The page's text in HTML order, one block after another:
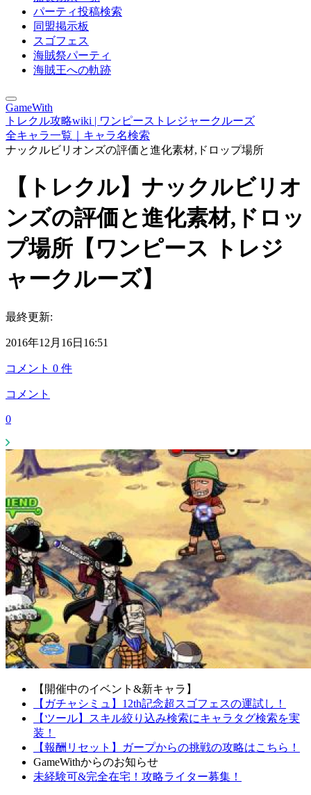
パーティ投稿検索
同盟掲示板
スゴフェス
海賊祭パーティ
海賊王への軌跡
GameWith
トレクル攻略wiki | ワンピーストレジャークルーズ
全キャラ一覧｜キャラ名検索
ナックルビリオンズの評価と進化素材,ドロップ場所
【トレクル】ナックルビリオ
ンズの評価と進化素材,ドロッ
プ場所【ワンピース トレジ
ャークルーズ】
最終更新:
2016年12月16日16:51
コメント 0 件
コメント
0
【開催中のイベント&新キャラ】
【ガチャシミュ】12th記念超スゴフェスの運試し！
【ツール】スキル絞り込み検索にキャラタグ検索を実
装！
【報酬リセット】ガープからの挑戦の攻略はこちら！
GameWithからのお知らせ
未経験可&完全在宅！攻略ライター募集！